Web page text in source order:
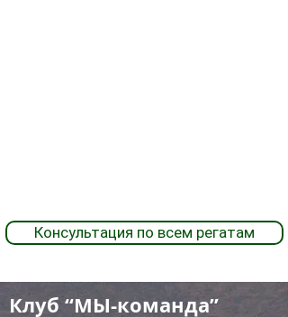
Консультация по всем регатам
Клуб “МЫ-команда”